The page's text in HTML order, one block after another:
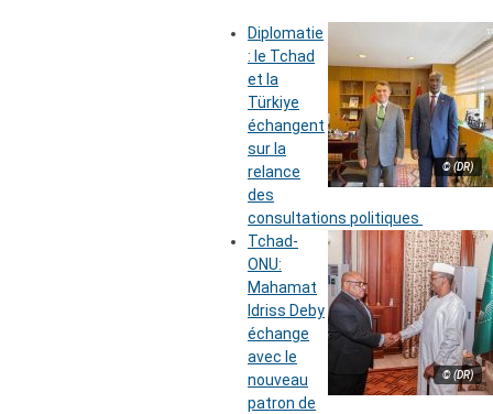
© (DR)
Diplomatie
: le Tchad
et la
Türkiye
échangent
sur la
relance
des
consultations politiques
© (DR)
Tchad-
ONU:
Mahamat
Idriss Deby
échange
avec le
nouveau
patron de